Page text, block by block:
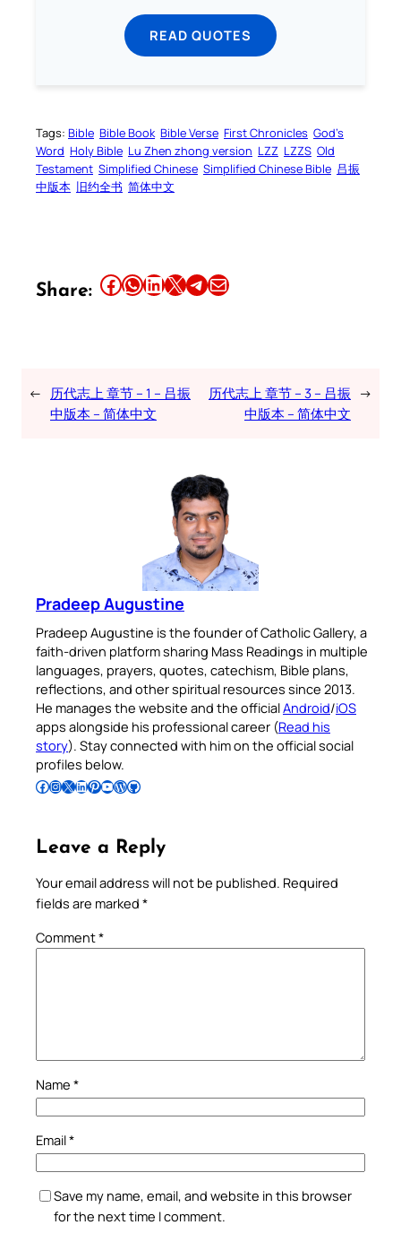
READ QUOTES
Tags: Bible Bible Book Bible Verse First Chronicles God’s
Word Holy Bible Lu Zhen zhong version LZZ LZZS Old
Testament Simplified Chinese Simplified Chinese Bible 吕振
中版本 旧约全书 简体中文
Share: Share this article on Facebook Share this article on WhatsApp Share this article on LinkedIn Share this article on X Share this article on TelegramEmail this Article
← 历代志上 章节 – 1 – 吕振
中版本 – 简体中文
历代志上 章节 – 3 – 吕振
中版本 – 简体中文
→
Pradeep Augustine
Pradeep Augustine is the founder of Catholic Gallery, a
faith-driven platform sharing Mass Readings in multiple
languages, prayers, quotes, catechism, Bible plans,
reflections, and other spiritual resources since 2013.
He manages the website and the officialAndroid/iOS
apps alongside his professional career (Read his
story). Stay connected with him on the official social
profiles below.
Follow Pradeep on Facebook Follow Pradeep on InstagramFollow Pradeep on X Follow Pradeep on LinkedIn Follow Pradeep on Pinterest Subscribe to Pradeep’s Youtube Channel Follow Pradeep on WordPress Follow Pradeep on GitHub
Leave a Reply
Your email address will not be published. Required
fields are marked *
Comment*
Name *
Email*
Save my name, email, and website in this browser
for the next time I comment.